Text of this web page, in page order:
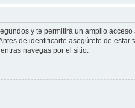
y te permitirá un amplio
de identificarte asegúrete de estar
navegas por el sitio.